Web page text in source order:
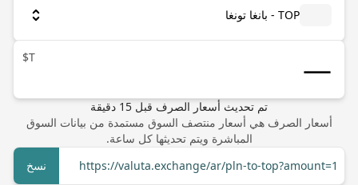
TOP - بانغا تونغا
T$
تم تحديث أسعار الصرف قبل 15 دقيقة
أسعار الصرف هي أسعار منتصف السوق مستمدة من بيانات السوق
المباشرة ويتم تحديثها كل ساعة.
https://valuta.exchange/ar/pln-to-top?amount=1
نسخ